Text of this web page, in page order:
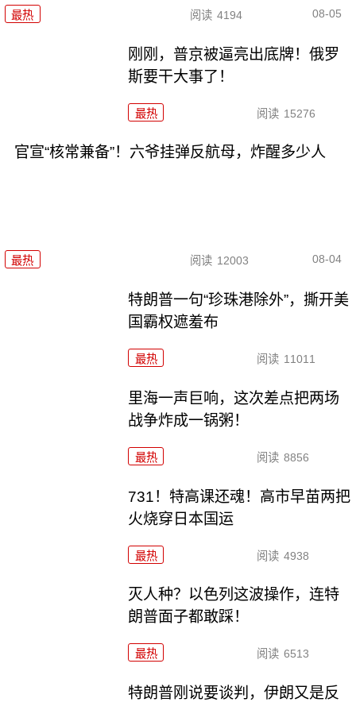
最热 阅读 4194 08-05
刚刚，普京被逼亮出底牌！俄罗
斯要干大事了！
最热 阅读 15276
官宣“核常兼备”！六爷挂弹反航母，炸醒多少人
最热 阅读 12003 08-04
特朗普一句“珍珠港除外”，撕开美
国霸权遮羞布
最热 阅读 11011
里海一声巨响，这次差点把两场
战争炸成一锅粥！
最热 阅读 8856
731！特高课还魂！高市早苗两把
火烧穿日本国运
最热 阅读 4938
灭人种？以色列这波操作，连特
朗普面子都敢踩！
最热 阅读 6513
特朗普刚说要谈判，伊朗又是反